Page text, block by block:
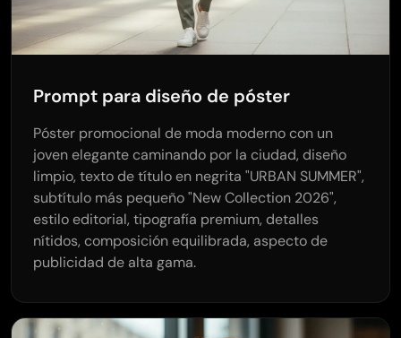
Prompt para diseño de póster
Póster promocional de moda moderno con un
joven elegante caminando por la ciudad, diseño
limpio, texto de título en negrita "URBAN SUMMER",
subtítulo más pequeño "New Collection 2026",
estilo editorial, tipografía premium, detalles
nítidos, composición equilibrada, aspecto de
publicidad de alta gama.